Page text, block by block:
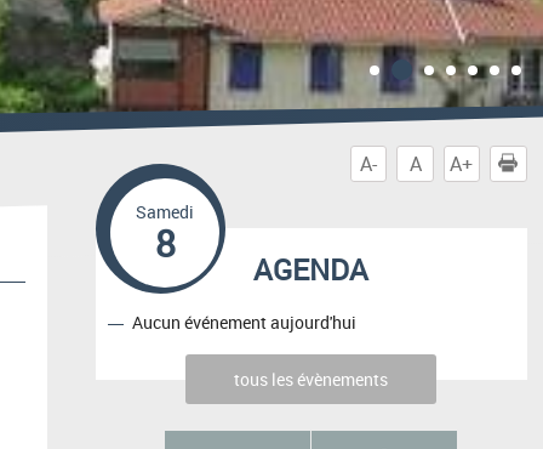
A- A A+
AGENDA
Samedi
8
Aucun événement aujourd'hui
tous les évènements